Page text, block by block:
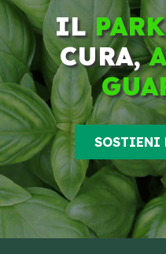
IL
CURA,
SOSTIENI